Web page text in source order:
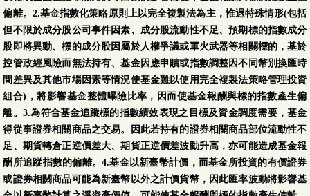
偏離。2.基金指數化策略原則上以完全複製法為主，惟遇特殊情形(包括
但不限於成分股公司事件因素、成分股流動性不足、預期標的指數成分
股即將異動、標的成分股因屬於人權爭議或軍火武器等相關標的，基於
控管政經風險而無法持有、基金因應申贖或指數調整因不同幣別換匯時
間差異及其他市場因素等情況使基金難以使用完全複製法策略管理投資
組合)，將影響基金整體曝險比率，因而使基金報酬與標的指數產生偏
離。3.為符合基金追蹤標的指數績效表現之目標及資金調度需要，基金
得從事證券相關商品之交易。因此若持有的證券相關商品部位流動性不
足、期貨轉倉正逆價差大、期貨正逆價差波動升高，亦可能造成基金報
酬所追蹤指數的偏離。4.基金以新臺幣計價，而基金所投資的有價證券
或證券相關商品可能為新臺幣以外之計價貨幣，因此匯率波動將影響基